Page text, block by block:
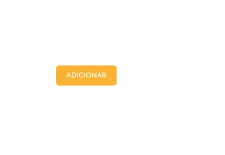
ADICIONAR